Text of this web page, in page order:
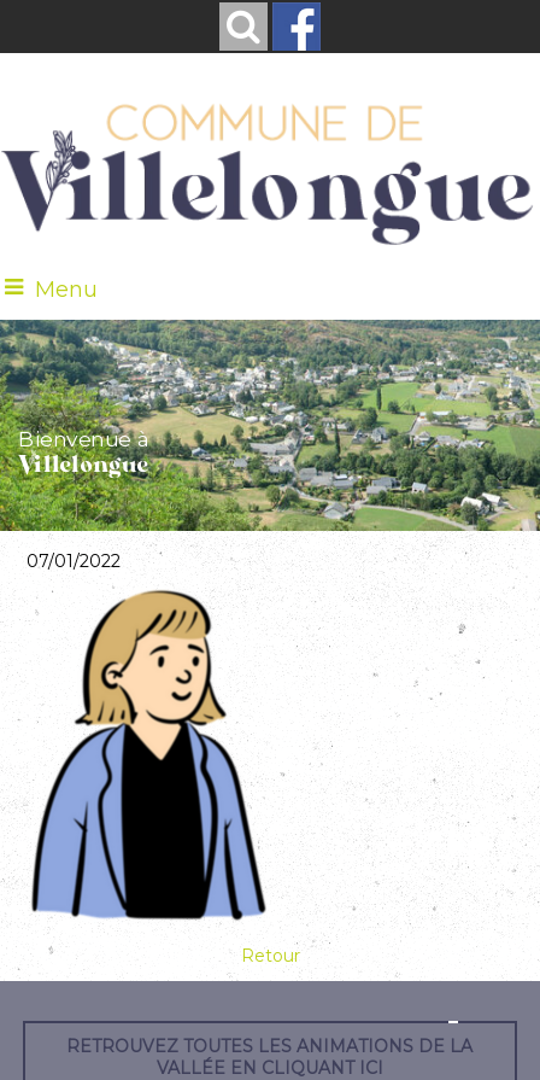
Menu
Bienvenue à
Villelongue
07/01/2022
Retour
RETROUVEZ TOUTES LES ANIMATIONS DE LA
VALLÉE EN CLIQUANT ICI